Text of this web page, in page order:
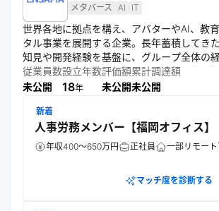
メタバース AI IT
世界各地に拠点を構え、アバターやAI、教
タル事業を展開する企業。長年蓄積してき
知見や開発経験を基盤に、グループ全体の
や戦略的意思決定を担う。誰もが自分らしく
きる新たな居場所をデジタル空間に拡げる
従業員数
未公開
設立年数
18年
評価額
未公開
累計調達額
未公開
新着
人事労務メンバー【福岡オフィス】
年収400～650万円 正社員 一部リモー
マッチ度を診断する